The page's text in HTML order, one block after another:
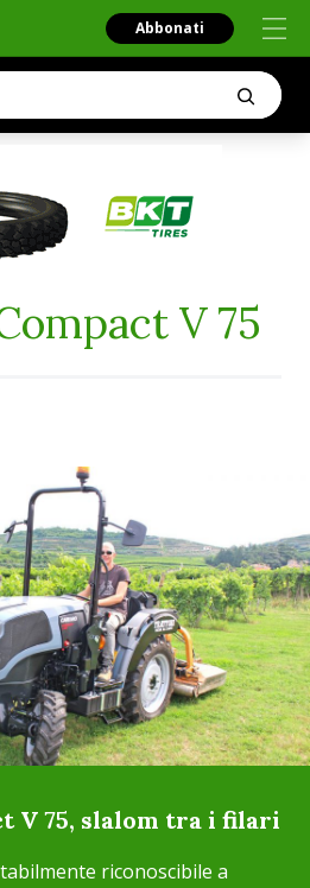
Abbonati
V 75
V 75, slalom tra i filari
riconoscibile a